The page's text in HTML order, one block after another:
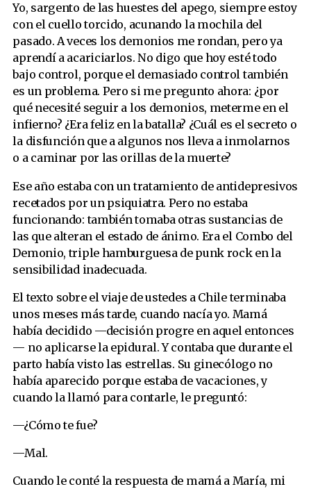
Yo, sargento de las huestes del apego, siempre estoy
con el cuello torcido, acunando la mochila del
pasado. A veces los demonios me rondan, pero ya
aprendí a acariciarlos. No digo que hoy esté todo
bajo control, porque el demasiado control también
es un problema. Pero si me pregunto ahora: ¿por
qué necesité seguir a los demonios, meterme en el
infierno? ¿Era feliz en la batalla? ¿Cuál es el secreto o
la disfunción que a algunos nos lleva a inmolarnos
o a caminar por las orillas de la muerte?
Ese año estaba con un tratamiento de antidepresivos
recetados por un psiquiatra. Pero no estaba
funcionando: también tomaba otras sustancias de
las que alteran el estado de ánimo. Era el Combo del
Demonio, triple hamburguesa de punk rock en la
sensibilidad inadecuada.
El texto sobre el viaje de ustedes a Chile terminaba
unos meses más tarde, cuando nacía yo. Mamá
había decidido —decisión progre en aquel entonces
— no aplicarse la epidural. Y contaba que durante el
parto había visto las estrellas. Su ginecólogo no
había aparecido porque estaba de vacaciones, y
cuando la llamó para contarle, le preguntó:
—¿Cómo te fue?
—Mal.
Cuando le conté la respuesta de mamá a María, mi